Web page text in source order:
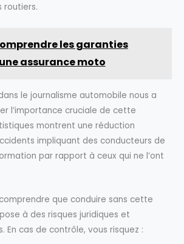
routiers.
les garanties
assurance moto
le journalisme automobile nous a
l’importance cruciale de cette
montrent une réduction
impliquant des conducteurs de
par rapport à ceux qui ne l’ont
que conduire sans cette
à des risques juridiques et
En cas de contrôle, vous risquez :